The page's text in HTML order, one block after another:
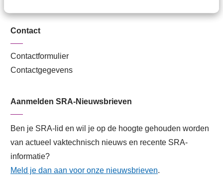
Contact
Contactformulier
Contactgegevens
Aanmelden SRA-Nieuwsbrieven
Ben je SRA-lid en wil je op de hoogte gehouden worden
van actueel vaktechnisch nieuws en recente SRA-
informatie?
Meld je dan aan voor onze nieuwsbrieven.